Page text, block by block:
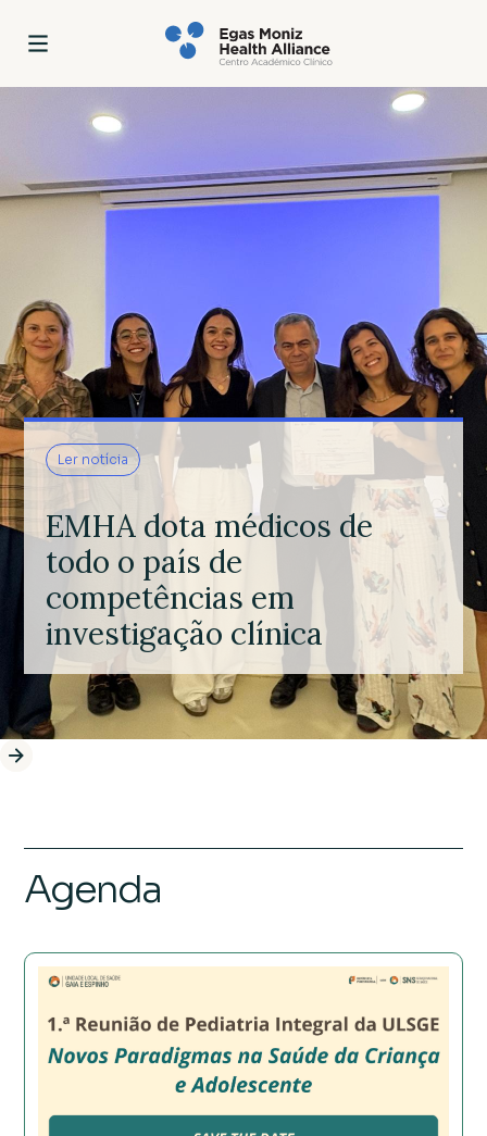
Ler notícia
EMHA dota médicos de
todo o país de
competências em
investigação clínica
Agenda